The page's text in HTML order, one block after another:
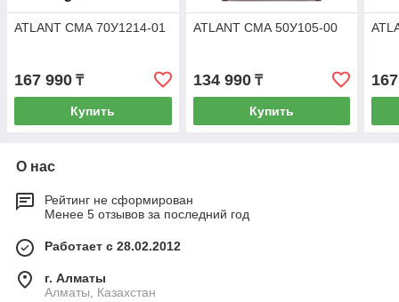
ATLANT СМА 70У1214-01
167 990 ₸
Купить
ATLANT СМА 50У105-00
134 990₸
Купить
О нас
Рейтинг не сформирован
Менее 5 отзывов за последний год
Работает с 28.02.2012
г. Алматы
Алматы, Казахстан